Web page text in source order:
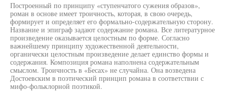
Построенный по принципу «ступенчатого сужения образов»,
роман в основе имеет троичность, которая, в свою очередь,
формирует и определяет его формально-содержательную сторону.
Название и эпиграф задают содержание романа. Все литературное
произведение оказывается целостным по форме. Согласно
важнейшему принципу художественной деятельности,
органически целостным произведение делает единство формы и
содержания. Композиция романа наполнена содержательным
смыслом. Троичность в «Бесах» не случайна. Она возведена
Достоевским в поэтический принцип романа в соответствии с
мифо-фольклорной поэтикой.